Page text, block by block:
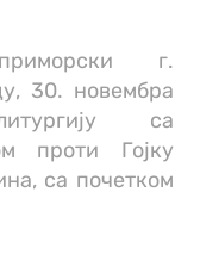
приморски г.
30. новембра
са
проти Гојку
са почетком